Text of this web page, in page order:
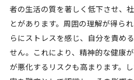
リラクゼーションとマイ
践方法
難病としての強迫性障害に向
ポジティブなマインドセ
長期的な視点での病気と
者の生活の質を著しく低下させ、
とがあります。周囲の理解が得ら
らにストレスを感じ、自分を責め
せん。これにより、精神的な健康
が悪化するリスクも高まります。